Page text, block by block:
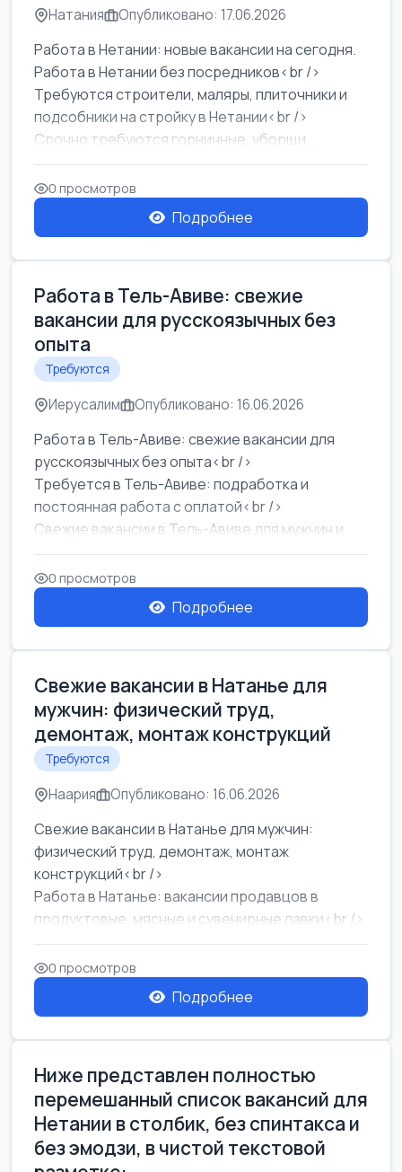
Натания Опубликовано: 17.06.2026
Работа в Нетании: новые вакансии на сегодня.
Работа в Нетании без посредников<br />
Требуются строители, маляры, плиточники и
подсобники на стройку в Нетании<br />
Срочно требуются горничные, уборщи...
0 просмотров
Подробнее
Работа в Тель-Авиве: свежие
вакансии для русскоязычных без
опыта
Требуются
Иерусалим Опубликовано: 16.06.2026
Работа в Тель-Авиве: свежие вакансии для
русскоязычных без опыта<br />
Требуется в Тель-Авиве: подработка и
постоянная работа с оплатой<br />
Свежие вакансии в Тель-Авиве для мужчин и
женщин от хозя...
0 просмотров
Подробнее
Свежие вакансии в Натанье для
мужчин: физический труд,
демонтаж, монтаж конструкций
Требуются
Наария Опубликовано: 16.06.2026
Свежие вакансии в Натанье для мужчин:
физический труд, демонтаж, монтаж
конструкций<br />
Работа в Натанье: вакансии продавцов в
продуктовые, мясные и сувенирные лавки<br />
Разнорабочий на сборку м...
0 просмотров
Подробнее
Ниже представлен полностью
перемешанный список вакансий для
Нетании в столбик, без спинтакса и
без эмодзи, в чистой текстовой